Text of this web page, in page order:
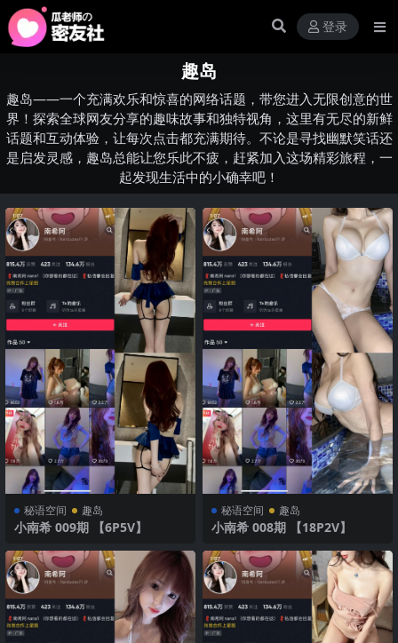
登录
趣岛
趣岛——一个充满欢乐和惊喜的网络话题，带您进入无限创意的世
界！探索全球网友分享的趣味故事和独特视角，这里有无尽的新鲜
话题和互动体验，让每次点击都充满期待。不论是寻找幽默笑话还
是启发灵感，趣岛总能让您乐此不疲，赶紧加入这场精彩旅程，一
起发现生活中的小确幸吧！
秘语空间 趣岛
小南希 009期 【6P5V】
秘语空间 趣岛
小南希 008期 【18P2V】